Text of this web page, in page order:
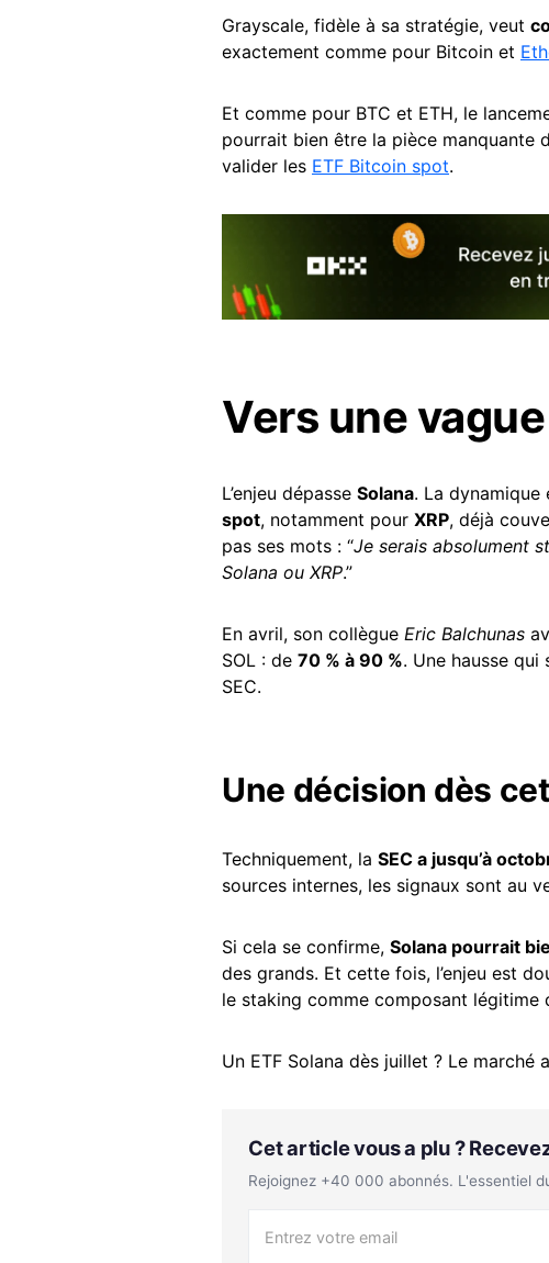
Grayscale, fidèle à sa stratégie, veut
exactement comme pour Bitcoin et
Et comme pour BTC et ETH, le
pourrait bien être la pièce manquante
valider les ETF Bitcoin spot.
Vers une
L’enjeu dépasse Solana. La
spot, notamment pour XRP, déjà
pas ses mots : “Je serais absolument
Solana ou XRP.”
En avril, son collègue Eric Balchunas
SOL : de 70 % à 90 %. Une hausse
SEC.
Une décision dès
Techniquement, la SEC a jusqu’à
sources internes, les signaux sont au
Si cela se confirme, Solana pourrait
des grands. Et cette fois, l’enjeu est
le staking comme composant légitime
Un ETF Solana dès juillet ? Le marché
Cet article vous a plu ?
Rejoignez +40 000 abonnés. L'essentiel